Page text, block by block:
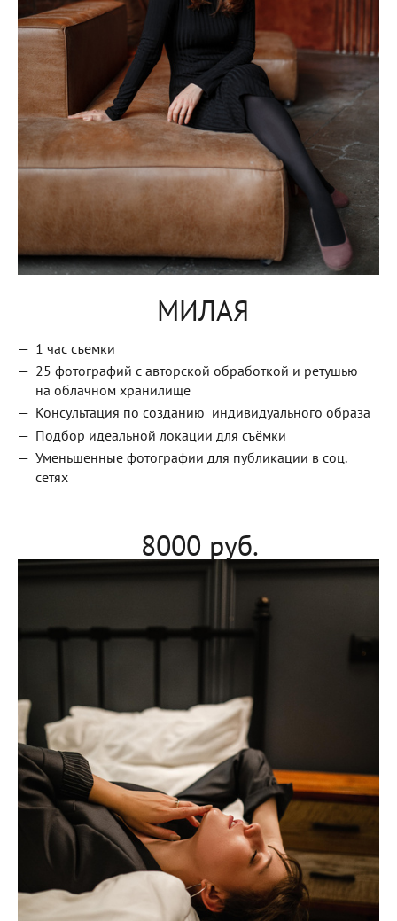
МИЛАЯ
1 час съемки
25 фотографий с авторской обработкой и ретушью
на облачном хранилище
Консультация по созданию индивидуального образа
Подбор идеальной локации для съёмки
Уменьшенные фотографии для публикации в соц.
сетях
8000 руб.